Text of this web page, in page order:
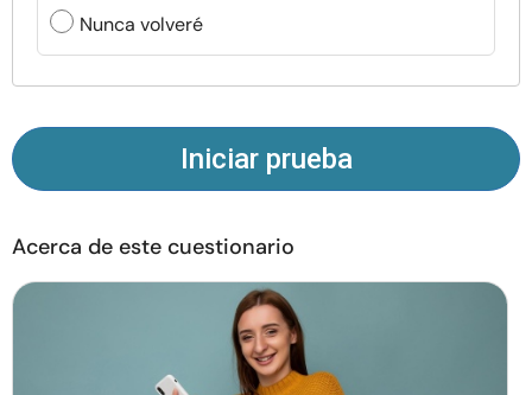
Comunidad
Encuentra un terapeuta
Sobre nosotros Contáctanos Escríbenos
© Copyright 2026. Todos los derechos reservados.
Nunca volveré
Iniciar prueba
Acerca de este cuestionario